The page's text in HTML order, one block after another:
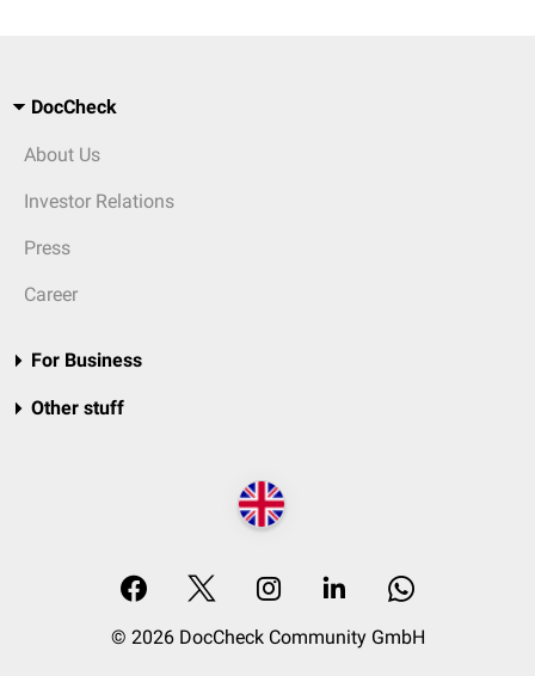
DocCheck
About Us
Investor Relations
Press
Career
For Business
Other stuff
© 2026 DocCheck Community GmbH